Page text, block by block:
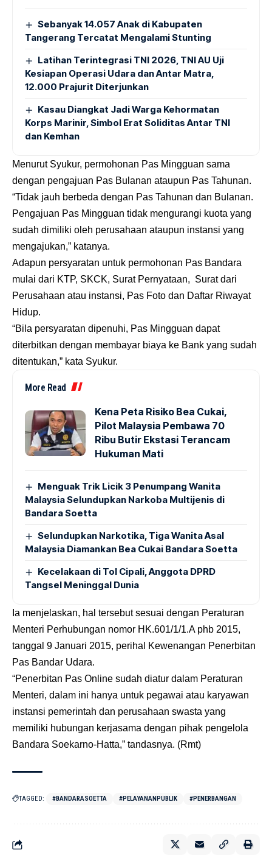
Sebanyak 14.057 Anak di Kabupaten
Tangerang Tercatat Mengalami Stunting
Latihan Terintegrasi TNI 2026, TNI AU Uji
Kesiapan Operasi Udara dan Antar Matra,
12.000 Prajurit Diterjunkan
Kasau Diangkat Jadi Warga Kehormatan
Korps Marinir, Simbol Erat Soliditas Antar TNI
dan Kemhan
Menurut Syukur, permohonan Pas Mingguan sama
dengan pengajuan Pas Bulanan ataupun Pas Tahunan.
“Tidak jauh berbeda dengan Pas Tahunan dan Bulanan.
Pengajuan Pas Mingguan tidak mengurangi kuota yang
sudah dimiliki oleh perusahaan ataupun instansi yang
mengajukan,” katanya.
Adapun persyaratan untuk permohonan Pas Bandara
mulai dari KTP, SKCK, Surat Pernyataan, Surat dari
Perusahaan atau instansi, Pas Foto dan Daftar Riwayat
Hidup.
“Bila persyaratan dipenuhi, Pas Mingguan dapat
diterbitkan dengan membayar biaya ke Bank yang sudah
ditentukan,” kata Syukur.
More Read
Kena Peta Risiko Bea Cukai,
Pilot Malaysia Pembawa 70
Ribu Butir Ekstasi Terancam
Hukuman Mati
Menguak Trik Licik 3 Penumpang Wanita
Malaysia Selundupkan Narkoba Multijenis di
Bandara Soetta
Selundupkan Narkotika, Tiga Wanita Asal
Malaysia Diamankan Bea Cukai Bandara Soetta
Kecelakaan di Tol Cipali, Anggota DPRD
Tangsel Meninggal Dunia
Ia menjelaskan, hal tersebut sesuai dengan Peraturan
Menteri Perhubungan nomor HK.601/1/1.A phb 2015,
tanggal 9 Januari 2015, perihal Kewenangan Penerbitan
Pas Bandar Udara.
“Penerbitan Pas Online sudah diatur dalam Peraturan
Menteri, dalam ini hanya untuk pegawai atau karyawan
instansi pemerintah dan perusahaan swasta yang
memiliki hubungan kerjasama dengan pihak pengelola
Bandara Soekarno-Hatta,” tandasnya. (Rmt)
TAGGED: #BANDARASOETTA #PELAYANANPUBLIK #PENERBANGAN